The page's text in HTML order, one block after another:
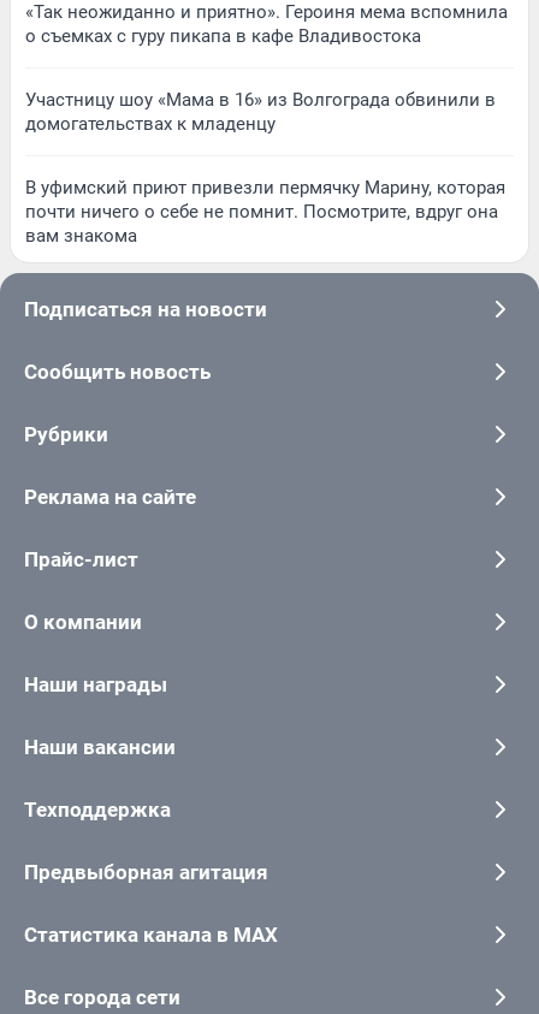
«Так неожиданно и приятно». Героиня мема вспомнила
о съемках с гуру пикапа в кафе Владивостока
Участницу шоу «Мама в 16» из Волгограда обвинили в
домогательствах к младенцу
В уфимский приют привезли пермячку Марину, которая
почти ничего о себе не помнит. Посмотрите, вдруг она
вам знакома
Подписаться на новости
Сообщить новость
Рубрики
Реклама на сайте
Прайс-лист
О компании
Наши награды
Наши вакансии
Техподдержка
Предвыборная агитация
Статистика канала в MAX
Все города сети